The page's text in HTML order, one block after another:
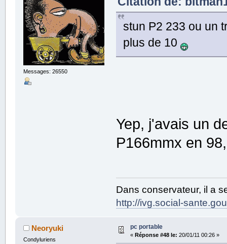
Messages: 26550
stun P2 233 ou un
plus de 10
Yep, j'avais un
P166mmx en
Dans conservateur, il a
http://ivg.social-
Neoryuki
Condyluriens
pc portable
« Réponse #48 le: 20/01/11 00:26 »